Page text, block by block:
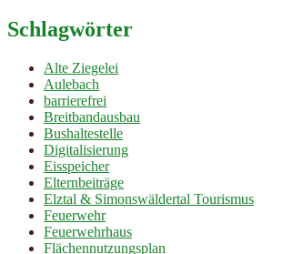
Schlagwörter
Alte Ziegelei
Aulebach
barrierefrei
Breitbandausbau
Bushaltestelle
Digitalisierung
Eisspeicher
Elternbeiträge
Elztal & Simonswäldertal Tourismus
Feuerwehr
Feuerwehrhaus
Flächennutzungsplan